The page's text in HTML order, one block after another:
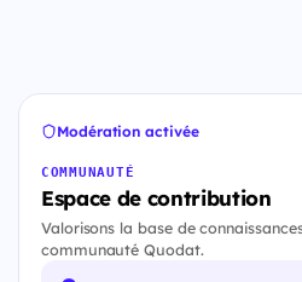
Modération activée
COMMUNAUTÉ
Espace de contribution
Valorisons la base de
communauté Quodat.